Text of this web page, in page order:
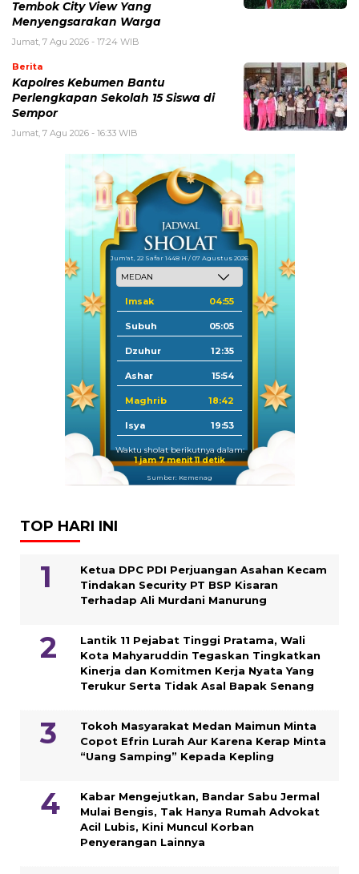
Tembok City View Yang
Menyengsarakan Warga
Jumat, 7 Agu 2026 - 17:24 WIB
Berita
Kapolres Kebumen Bantu
Perlengkapan Sekolah 15 Siswa di
Sempor
Jumat, 7 Agu 2026 - 16:33 WIB
Jum'at, 22 Safar 1448 H / 07 Agustus 2026
Imsak 04:55
Subuh 05:05
Dzuhur 12:35
Ashar 15:54
Maghrib 18:42
Isya 19:53
Waktu sholat berikutnya dalam:
1 jam 7 menit 11 detik
Sumber: Kemenag
TOP HARI INI
Ketua DPC PDI Perjuangan Asahan Kecam
Tindakan Security PT BSP Kisaran
Terhadap Ali Murdani Manurung
Lantik 11 Pejabat Tinggi Pratama, Wali
Kota Mahyaruddin Tegaskan Tingkatkan
Kinerja dan Komitmen Kerja Nyata Yang
Terukur Serta Tidak Asal Bapak Senang
Tokoh Masyarakat Medan Maimun Minta
Copot Efrin Lurah Aur Karena Kerap Minta
“Uang Samping” Kepada Kepling
Kabar Mengejutkan, Bandar Sabu Jermal
Mulai Bengis, Tak Hanya Rumah Advokat
Acil Lubis, Kini Muncul Korban
Penyerangan Lainnya